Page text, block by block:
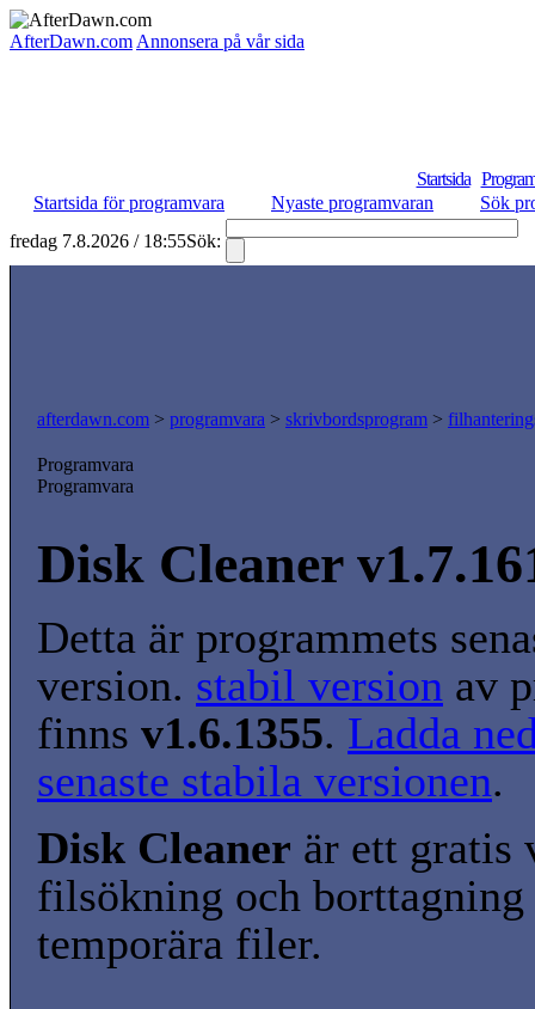
AfterDawn.com Annonsera på vår sida
Startsida
Startsida för programvara
Nyaste programvaran
Sök
fredag 7.8.2026 / 18:55Sök:
afterdawn.com > programvara > skrivbordsprogram >
Programvara
Programvara
Disk Cleaner
Detta är programmets
version. stabil version av
finns v1.6.1355. Ladda
senaste stabila versionen.
Disk Cleaner är ett gratis
filsökning och borttagning
temporära filer.